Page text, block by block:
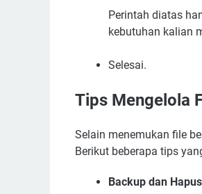
Perintah diatas
kebutuhan kalian
Selesai.
Tips Mengelola
Selain menemukan file
Berikut beberapa tips
Backup dan